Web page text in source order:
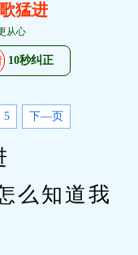
猛进
从心
10秒纠正
5 下—页
知道我